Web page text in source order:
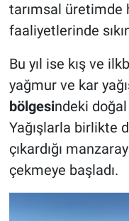
tarımsal üretimde
faaliyetlerinde
Bu yıl ise kış ve
yağmur ve kar
bölgesindeki doğal
Yağışlarla birlikte
çıkardığı
çekmeye başladı.